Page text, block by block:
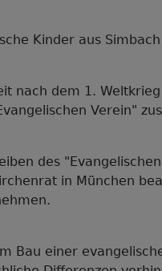
Kinder aus
nach dem 1.
Verein"
des
in München
Bau einer